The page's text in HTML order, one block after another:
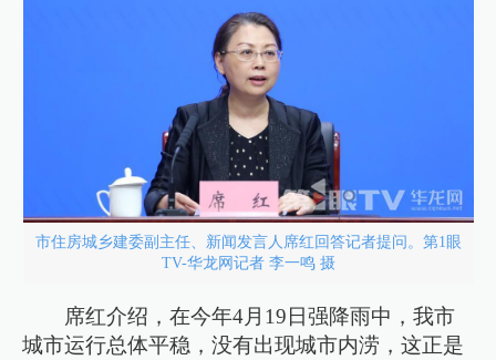
市住房城乡建委副主任、新闻发言人席红回答记者提问。第1眼
TV-华龙网记者 李一鸣 摄
席红介绍，在今年4月19日强降雨中，我市
城市运行总体平稳，没有出现城市内涝，这正是